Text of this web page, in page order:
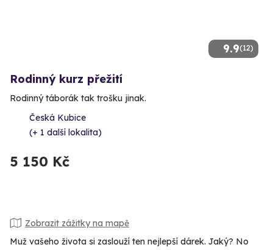
9.9(12)
Rodinný kurz přežití
Rodinný táborák tak trošku jinak.
Česká Kubice
(+ 1 další lokalita)
5 150 Kč
Zobrazit zážitky na mapě
Muž vašeho života si zaslouží ten nejlepší dárek. Jaký? No